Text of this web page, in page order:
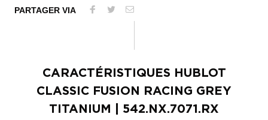
PARTAGER VIA
CARACTÉRISTIQUES HUBLOT
CLASSIC FUSION RACING GREY
TITANIUM
| 542.NX.7071.RX